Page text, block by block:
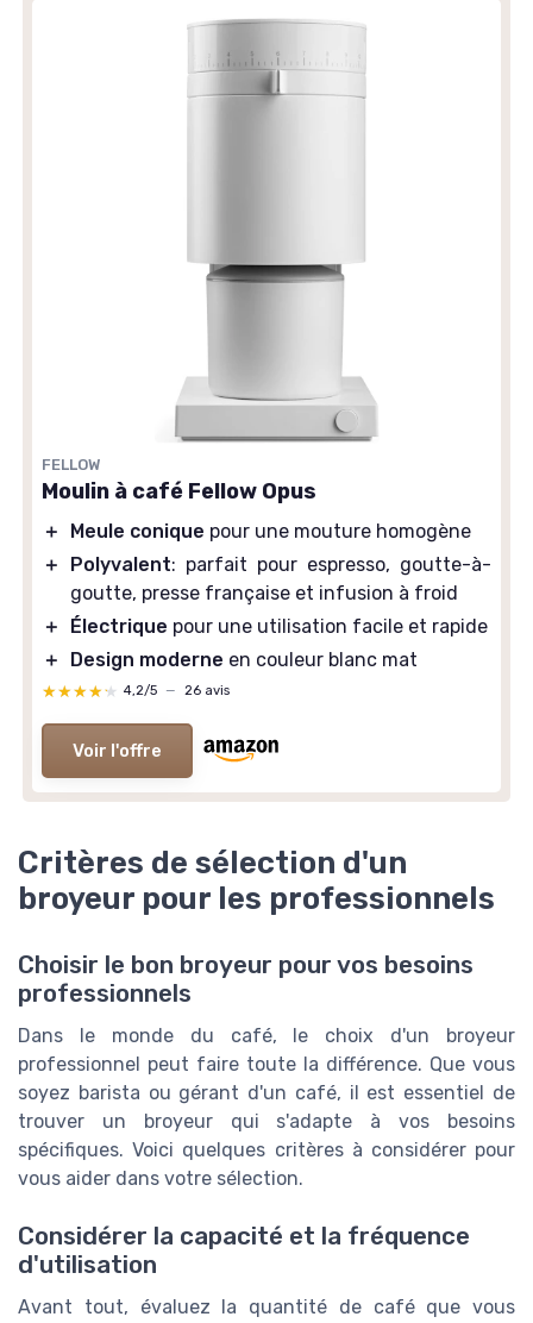
FELLOW
Moulin à café Fellow Opus
＋ Meule conique pour une mouture homogène
＋
Polyvalent: parfait pour espresso, goutte-à-
goutte, presse française et infusion à froid
＋
Électrique pour une utilisation facile et rapide
＋
Design moderne en couleur blanc mat
★★★★★
★★★★★ 4,2/5 — 26 avis
Voir l'offre
Critères de sélection d'un
broyeur pour les professionnels
Choisir le bon broyeur pour vos besoins
professionnels
Dans le monde du café, le choix d'un broyeur
professionnel peut faire toute la différence. Que vous
soyez barista ou gérant d'un café, il est essentiel de
trouver un broyeur qui s'adapte à vos besoins
spécifiques. Voici quelques critères à considérer pour
vous aider dans votre sélection.
Considérer la capacité et la fréquence
d'utilisation
Avant tout, évaluez la quantité de café que vous